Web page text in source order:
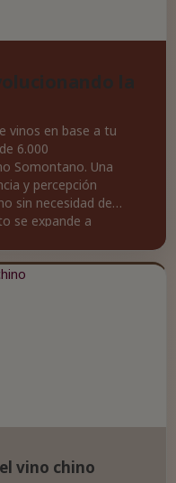
la
vinos en base a tu
6.000
Somontano. Una
y percepción
sin necesidad de
se expande a
vino chino